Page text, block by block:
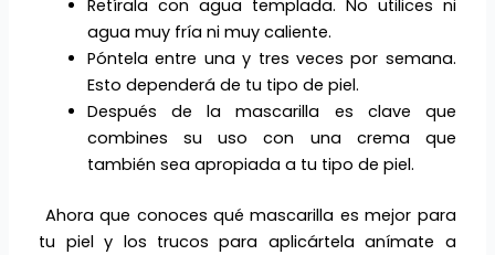
Retírala con agua templada. No utilices ni
agua muy fría ni muy caliente.
Póntela entre una y tres veces por semana.
Esto dependerá de tu tipo de piel.
Después de la mascarilla es clave que
combines su uso con una crema que
también sea apropiada a tu tipo de piel.
Ahora que conoces qué mascarilla es mejor para
tu piel y los trucos para aplicártela anímate a